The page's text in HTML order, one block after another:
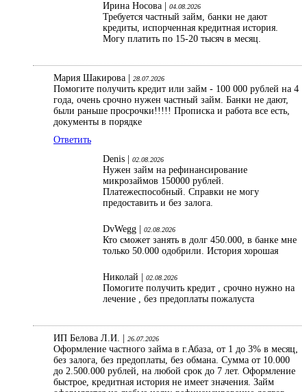
Ирина Носова | 04.08.2026
Требуется частный займ, банки не дают
кредиты, испорченная кредитная история.
Могу платить по 15-20 тысяч в месяц.
Мария Шакирова | 28.07.2026
Помогите получить кредит или займ - 100 000 рублей на 4
года, очень срочно нужен частный займ. Банки не дают,
были раньше просрочки!!!!! Прописка и работа все есть,
документы в порядке
Ответить
Denis |
02.08.2026
Нужен займ на рефинансирование
микрозаймов 150000 рублей.
Платежеспособный. Справки не могу
предоставить и без залога.
DvWegg | 02.08.2026
Кто сможет занять в долг 450.000, в банке мне
только 50.000 одобрили. История хорошая
Николай | 02.08.2026
Помогите получить кредит , срочно нужно на
лечение , без предоплаты пожалуста
ИП Белова Л.И. | 26.07.2026
Оформление частного займа в г.Абаза, от 1 до 3% в месяц,
без залога, без предоплаты, без обмана. Сумма от 10.000
до 2.500.000 рублей, на любой срок до 7 лет. Оформление
быстрое, кредитная история не имеет значения. Займ